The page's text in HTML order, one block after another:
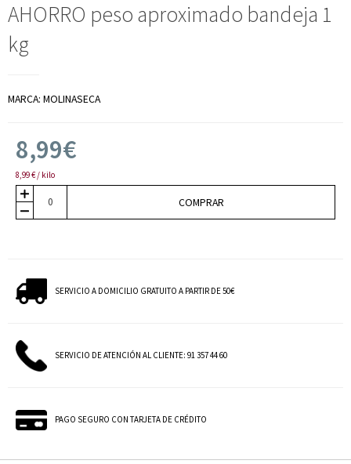
AHORRO peso aproximado bandeja 1
kg
MARCA: MOLINASECA
8,99€
8,99 € / kilo
COMPRAR
SERVICIO A DOMICILIO GRATUITO A PARTIR DE 50€
SERVICIO DE ATENCIÓN AL CLIENTE: 91 357 44 60
PAGO SEGURO CON TARJETA DE CRÉDITO